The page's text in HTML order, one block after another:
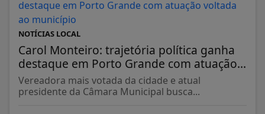
NOTÍCIAS LOCAL
Carol Monteiro: trajetória política ganha
destaque em Porto Grande com atuação...
Vereadora mais votada da cidade e atual
presidente da Câmara Municipal busca...